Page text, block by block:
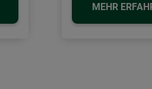
MEHR